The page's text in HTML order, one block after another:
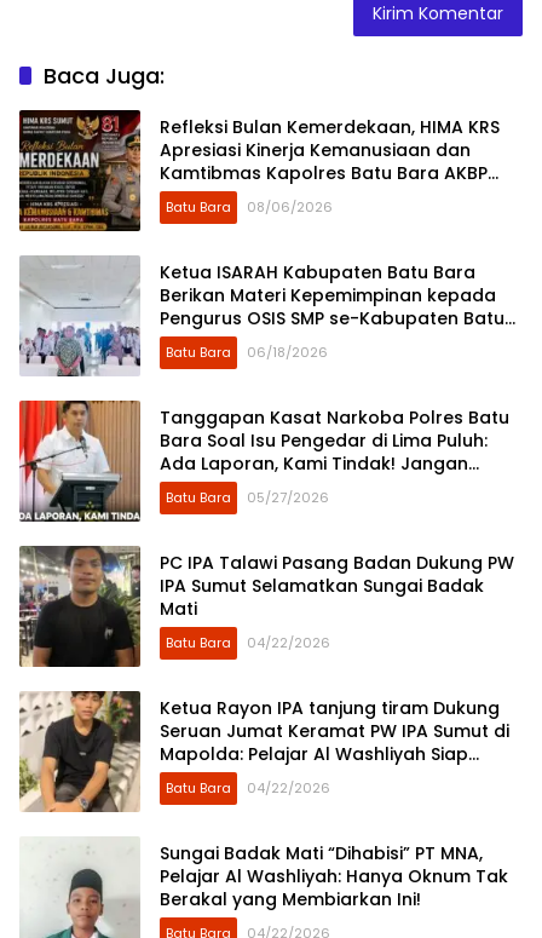
Baca Juga:
Refleksi Bulan Kemerdekaan, HIMA KRS
Apresiasi Kinerja Kemanusiaan dan
Kamtibmas Kapolres Batu Bara AKBP
Dony Satria Wicaksono
Batu Bara 08/06/2026
Ketua ISARAH Kabupaten Batu Bara
Berikan Materi Kepemimpinan kepada
Pengurus OSIS SMP se-Kabupaten Batu
Bara
Batu Bara 06/18/2026
Tanggapan Kasat Narkoba Polres Batu
Bara Soal Isu Pengedar di Lima Puluh:
Ada Laporan, Kami Tindak! Jangan
Batu Bara 05/27/2026
PC IPA Talawi Pasang Badan Dukung PW
IPA Sumut Selamatkan Sungai Badak
Mati
Batu Bara 04/22/2026
Ketua Rayon IPA tanjung tiram Dukung
Seruan Jumat Keramat PW IPA Sumut di
Mapolda: Pelajar Al Washliyah Siap
“Kepung” Penimbun Sungai Badak Mati.
Batu Bara 04/22/2026
Sungai Badak Mati “Dihabisi” PT MNA,
Pelajar Al Washliyah: Hanya Oknum Tak
Berakal yang Membiarkan Ini!
Batu Bara 04/22/2026